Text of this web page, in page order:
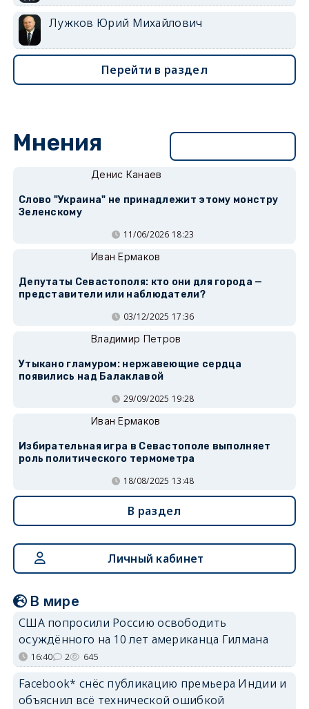
Лужков Юрий Михайлович
Перейти в раздел
Мнения
Денис Канаев
Слово "Украина" не принадлежит этому монстру
Зеленскому
11/06/2026 18:23
Иван Ермаков
Депутаты Севастополя: кто они для города —
представители или наблюдатели?
03/12/2025 17:36
Владимир Петров
Утыкано гламуром: нержавеющие сердца
появились над Балаклавой
29/09/2025 19:28
Иван Ермаков
Избирательная игра в Севастополе выполняет
роль политического термометра
18/08/2025 13:48
В раздел
Личный кабинет
В мире
США попросили Россию освободить
осуждённого на 10 лет американца Гилмана
16:40 2 645
Facebook* снёс публикацию премьера Индии и
объяснил всё технической ошибкой